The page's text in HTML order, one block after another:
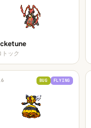
トック
BUG FLYING